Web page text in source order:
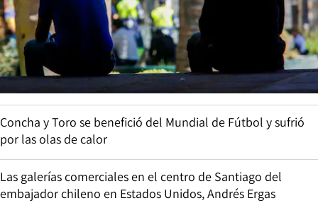
Concha y Toro se benefició del Mundial de Fútbol y sufrió
por las olas de calor
Las galerías comerciales en el centro de Santiago del
embajador chileno en Estados Unidos, Andrés Ergas